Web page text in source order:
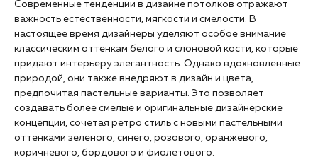
Современные тенденции в дизайне потолков отражают
важность естественности, мягкости и смелости. В
настоящее время дизайнеры уделяют особое внимание
классическим оттенкам белого и слоновой кости, которые
придают интерьеру элегантность. Однако вдохновленные
природой, они также внедряют в дизайн и цвета,
предпочитая пастельные варианты. Это позволяет
создавать более смелые и оригинальные дизайнерские
концепции, сочетая ретро стиль с новыми пастельными
оттенками зеленого, синего, розового, оранжевого,
коричневого, бордового и фиолетового.